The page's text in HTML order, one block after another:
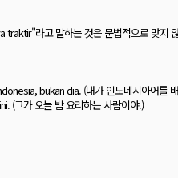
라고 말하는 것은 문법적으로 맞지
bukan dia. (내가 인도네시아어를
(그가 오늘 밤 요리하는 사람이야.)